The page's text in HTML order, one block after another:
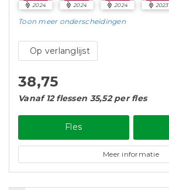
2024 2024 2024 2023
Toon meeronderscheidingen
Op verlanglijst
38,75
Vanaf 12 flessen 35,52 per fles
Fles
Meer informatie